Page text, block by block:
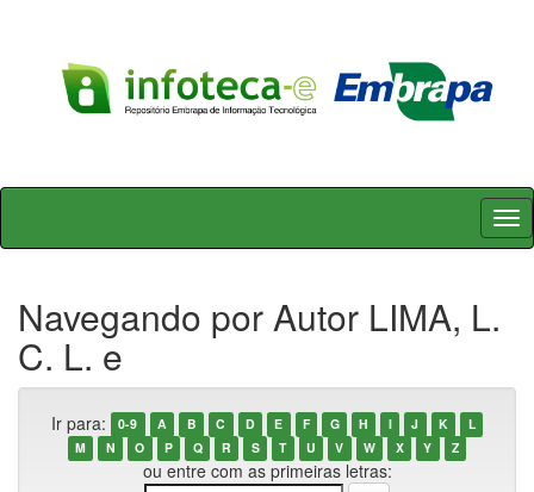
Skip
Navegando por Autor LIMA, L.
C. L. e
Ir para: 0-9 A B C D E F G H I J K
L
M
N O P Q R S T U V W X Y Z
ou entre com as primeiras letras: